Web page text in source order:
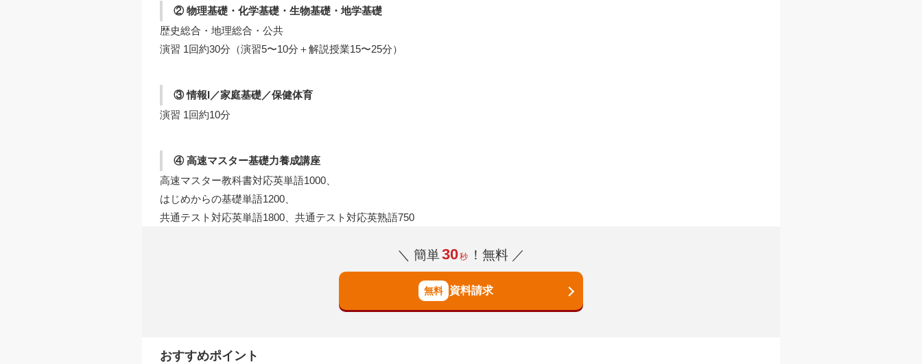
② 物理基礎・化学基礎・生物基礎・地学基礎
歴史総合・地理総合・公共
演習 1回約30分（演習5〜10分＋解説授業15〜25分）
③ 情報I／家庭基礎／保健体育
演習 1回約10分
④ 高速マスター基礎力養成講座
高速マスター教科書対応英単語1000、
はじめからの基礎単語1200、
共通テスト対応英単語1800、共通テスト対応英熟語750
＼ 簡単30秒 ！無料 ／
資料請求
おすすめポイント